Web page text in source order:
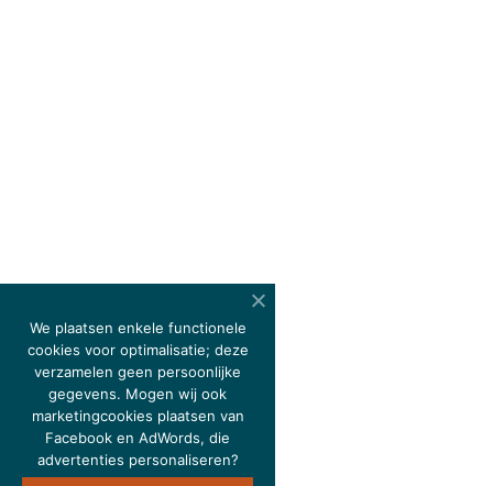
We plaatsen enkele functionele
cookies voor optimalisatie; deze
verzamelen geen persoonlijke
gegevens. Mogen wij ook
marketingcookies plaatsen van
Facebook en AdWords, die
advertenties personaliseren?